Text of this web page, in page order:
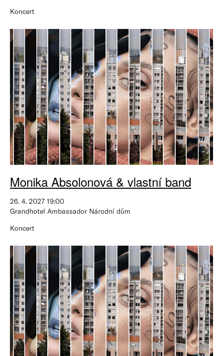
Koncert
Monika Absolonová & vlastní band
26. 4. 2027 19:00
Grandhotel Ambassador Národní dům
Koncert